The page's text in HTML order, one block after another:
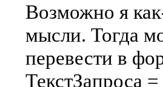
Возможно я
мысли. Тогда
перевести в
ТекстЗапроса